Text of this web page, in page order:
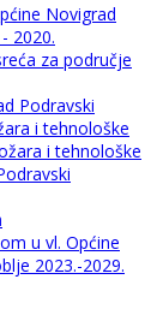
Novigrad
2020.
za područje
Podravski
i tehnološke
i tehnološke
u vl. Općine
2023.-2029.